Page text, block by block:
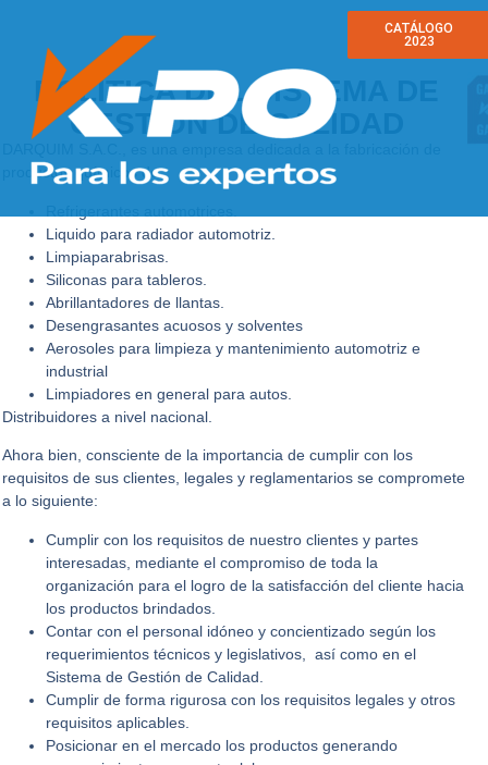
CATÁLOGO
2024
CATÁLOGO
2023
POLÍTICA DEL SISTEMA DE
GESTIÓN DE CALIDAD
productos químicos de:
Liquido para radiador automotriz.
Limpiaparabrisas.
Siliconas para tableros.
Abrillantadores de llantas.
Desengrasantes acuosos y solventes
Aerosoles para limpieza y mantenimiento automotriz e
industrial
Limpiadores en general para autos.
Distribuidores a nivel nacional.
Ahora bien, consciente de la importancia de cumplir con los
requisitos de sus clientes, legales y reglamentarios se compromete
a lo siguiente:
Cumplir con los requisitos de nuestro clientes y partes
interesadas, mediante el compromiso de toda la
organización para el logro de la satisfacción del cliente hacia
los productos brindados.
Contar con el personal idóneo y concientizado según los
requerimientos técnicos y legislativos, así como en el
Sistema de Gestión de Calidad.
Cumplir de forma rigurosa con los requisitos legales y otros
requisitos aplicables.
Posicionar en el mercado los productos generando